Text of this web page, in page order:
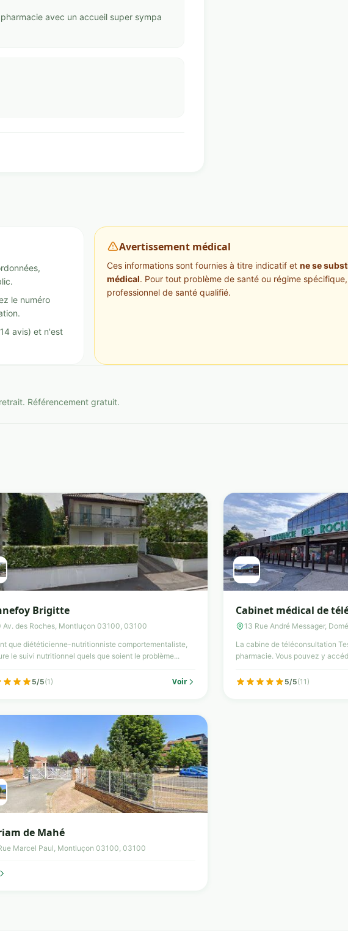
avec un accueil super sympa
le numéro
avis) et n'est
Avertissement médical
Ces informations sont fournies à titre indicatif et ne se
médical. Pour tout problème de santé ou régime
professionnel de santé qualifié.
Référencement gratuit.
Brigitte
Av. des Roches, Montluçon 03100, 03100
que diététicienne-nutritionniste comportementaliste,
le suivi nutritionnel quels que soient le problème...
5/5(1) Voir
Cabinet médical de
13 Rue André Messager,
La cabine de téléconsultation
pharmacie. Vous pouvez y
5/5(11)
de Mahé
Marcel Paul, Montluçon 03100, 03100